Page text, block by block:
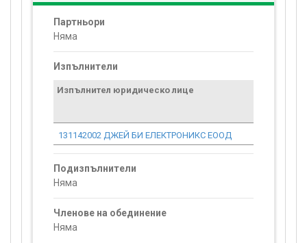
Партньори
Няма
Изпълнители
Изпълнител юридическо лице
131142002 ДЖЕЙ БИ ЕЛЕКТРОНИКС ЕООД
Подизпълнители
Няма
Членове на обединение
Няма